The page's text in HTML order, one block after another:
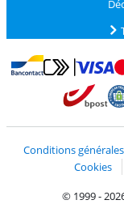
Payer avec Bancontact
Payer avec
Conditions générales
Cookies
© 1999 -